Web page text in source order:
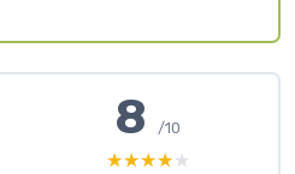
8/10
★★★★★
★★★★★